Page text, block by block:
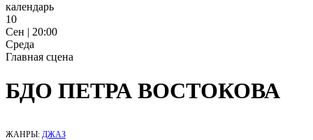
календарь
10
Сен | 20:00
Среда
Главная сцена
БДО ПЕТРА ВОСТОКОВА
ЖАНРЫ: ДЖАЗ